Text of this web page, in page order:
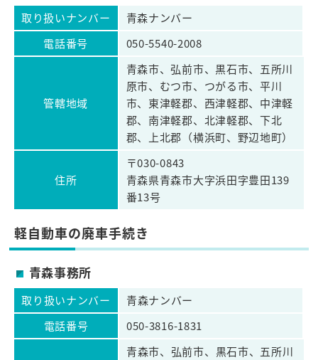
取り扱いナンバー
青森ナンバー
電話番号
050-5540-2008
管轄地域
青森市、弘前市、黒石市、五所川
原市、むつ市、つがる市、平川
市、東津軽郡、西津軽郡、中津軽
郡、南津軽郡、北津軽郡、下北
郡、上北郡（横浜町、野辺地町）
住所
〒030-0843
青森県青森市大字浜田字豊田139
番13号
軽自動車の廃車手続き
青森事務所
取り扱いナンバー
青森ナンバー
電話番号
050-3816-1831
青森市、弘前市、黒石市、五所川